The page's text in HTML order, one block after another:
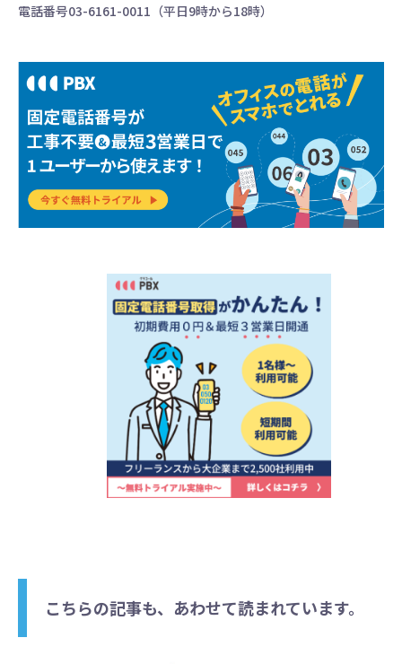
電話番号03-6161-0011（平日9時から18時）
こちらの記事も、あわせて読まれています。